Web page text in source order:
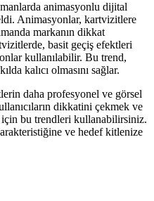
animasyonlu dijital
Animasyonlar, kartvizitlere
markanın dikkat
basit geçiş efektleri
kullanılabilir. Bu trend,
kalıcı olmasını sağlar.
daha profesyonel ve görsel
dikkatini çekmek ve
için bu trendleri kullanabilirsiniz.
ve hedef kitlenize